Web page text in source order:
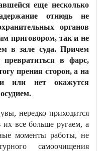
еще несколько
отнюдь не
органов
приговором, так и не
в зале суда. Причем
в фарс,
прения сторон, а на
или нет окажутся
нередко приходится
все больше ругаем, а
моменты работы, не
самоочищения